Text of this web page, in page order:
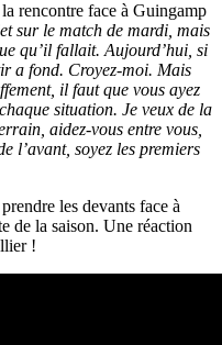
rencontre face à Guingamp
sur le match de mardi, mais
qu’il fallait. Aujourd’hui, si
a fond. Croyez-moi. Mais
il faut que vous ayez
situation. Je veux de la
aidez-vous entre vous,
l’avant, soyez les premiers
les devants face à
de la saison. Une réaction
!